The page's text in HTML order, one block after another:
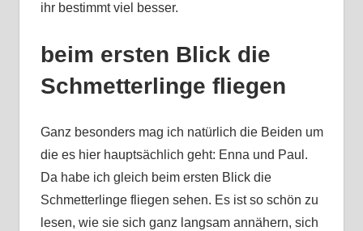
ihr bestimmt viel besser.
beim ersten Blick die
Schmetterlinge fliegen
Ganz besonders mag ich natürlich die Beiden um
die es hier hauptsächlich geht: Enna und Paul.
Da habe ich gleich beim ersten Blick die
Schmetterlinge fliegen sehen. Es ist so schön zu
lesen, wie sie sich ganz langsam annähern, sich